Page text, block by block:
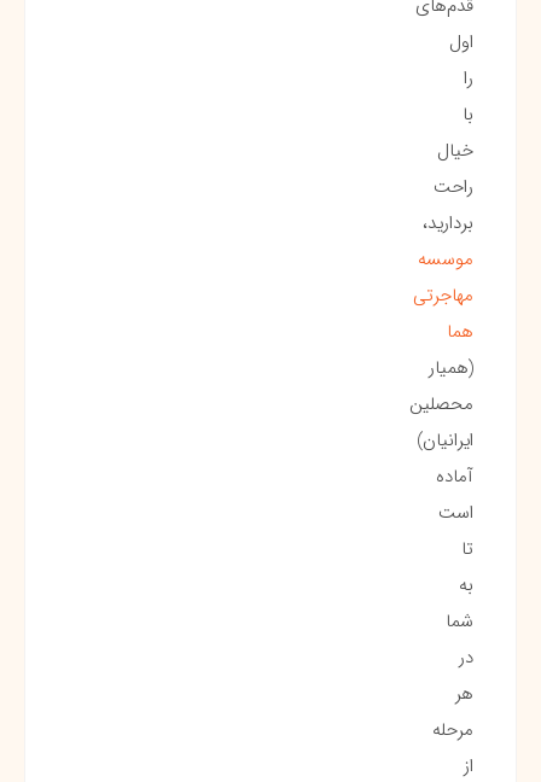
اول
را
با
خیال
راحت
بردارید،
موسسه
مهاجرتی
هما
(همیار
محصلین
ایرانیان)
آماده
است
تا
به
شما
در
هر
مرحله
از